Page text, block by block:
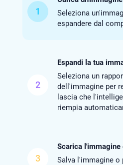
1
Seleziona
espandere dal
2
Espandi la tua
Seleziona un
dell'immagine per
lascia che
riempia
3
Scarica l'immagine
Salva l'immagine o